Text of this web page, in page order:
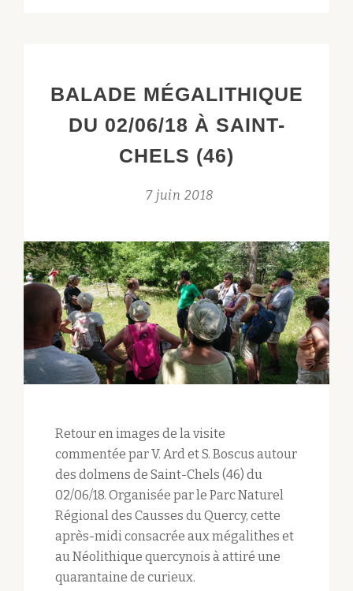
BALADE MÉGALITHIQUE
DU 02/06/18 À SAINT-
CHELS (46)
7 juin 2018
Retour en images de la visite
commentée par V. Ard et S. Boscus autour
des dolmens de Saint-Chels (46) du
02/06/18. Organisée par le Parc Naturel
Régional des Causses du Quercy, cette
après-midi consacrée aux mégalithes et
au Néolithique quercynois à attiré une
quarantaine de curieux.